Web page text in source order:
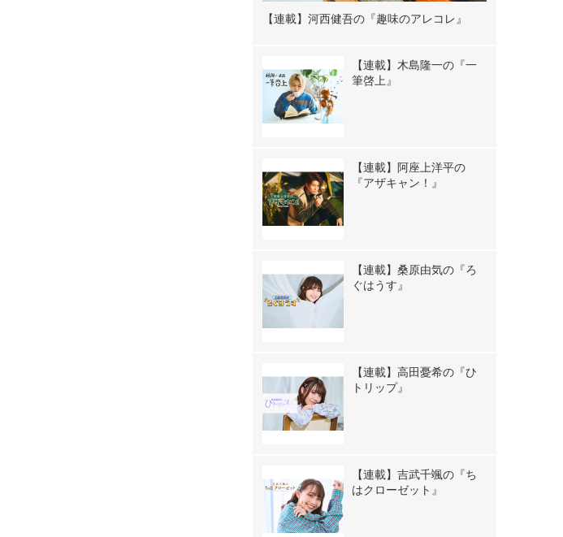
【連載】河西健吾の『趣味のアレコレ』
【連載】木島隆一の『一
筆啓上』
【連載】阿座上洋平の
『アザキャン！』
【連載】桑原由気の『ろ
ぐはうす』
【連載】高田憂希の『ひ
トリップ』
【連載】吉武千颯の『ち
はクローゼット』